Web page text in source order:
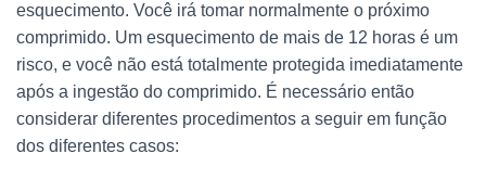
esquecimento. Você irá tomar normalmente o próximo
comprimido. Um esquecimento de mais de 12 horas é um
risco, e você não está totalmente protegida imediatamente
após a ingestão do comprimido. É necessário então
considerar diferentes procedimentos a seguir em função
dos diferentes casos: